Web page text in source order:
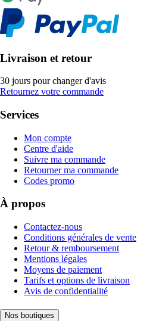
Livraison et retour
30 jours pour changer d'avis
Retournez votre commande
Services
Mon compte
Centre d'aide
Suivre ma commande
Retourner ma commande
Codes promo
À propos
Contactez-nous
Conditions générales de vente
Retour & remboursement
Mentions légales
Moyens de paiement
Tarifs et options de livraison
Avis de confidentialité
Nos boutiques